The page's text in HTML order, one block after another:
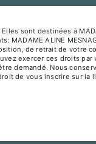
sont destinées à
ALINE
de retrait de votre
exercer ces droits par
demandé. Nous
de vous inscrire sur la